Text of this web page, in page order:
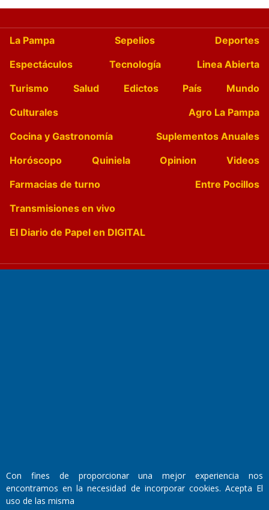
La Pampa Sepelios
Deportes
Espectáculos
Tecnología
Linea Abierta
Turismo
Salud Edictos País
Mundo
Culturales
Agro La Pampa
Cocina y Gastronomía
Suplementos Anuales
Horóscopo
Quiniela Opinion
Videos
Farmacias de turno
Entre Pocillos
Transmisiones en vivo
El Diario de Papel en DIGITAL
Walter René Goñi
Con fines de proporcionar una mejor experiencia nos
encontramos en la necesidad de incorporar cookies. Acepta El
uso de las misma